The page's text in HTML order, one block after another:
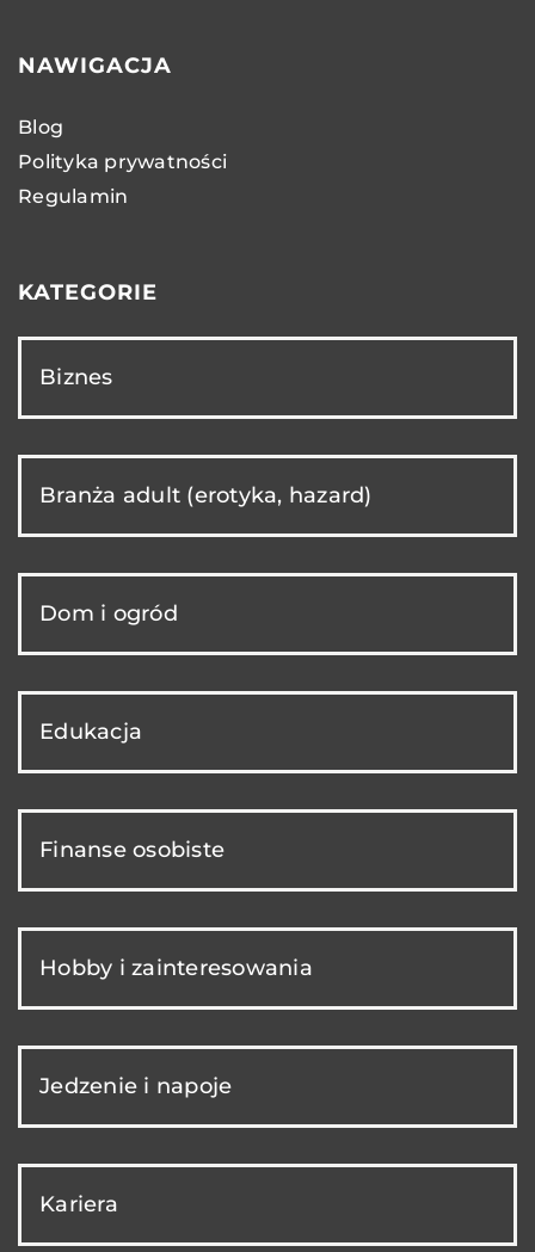
NAWIGACJA
Blog
Polityka prywatności
Regulamin
KATEGORIE
Biznes
Branża adult (erotyka, hazard)
Dom i ogród
Edukacja
Finanse osobiste
Hobby i zainteresowania
Jedzenie i napoje
Kariera